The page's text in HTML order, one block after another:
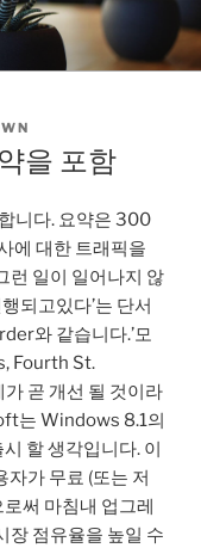
을 포함
니다. 요약은 300
에 대한 트래픽을
런 일이 일어나지 않
되고있다’는 단서
와 같습니다.’모
Fourth St.
곧 개선 될 것이라
는 Windows 8.1의
할 생각입니다. 이
가 무료 (또는 저
써 마침내 업그레
장 점유율을 높일 수